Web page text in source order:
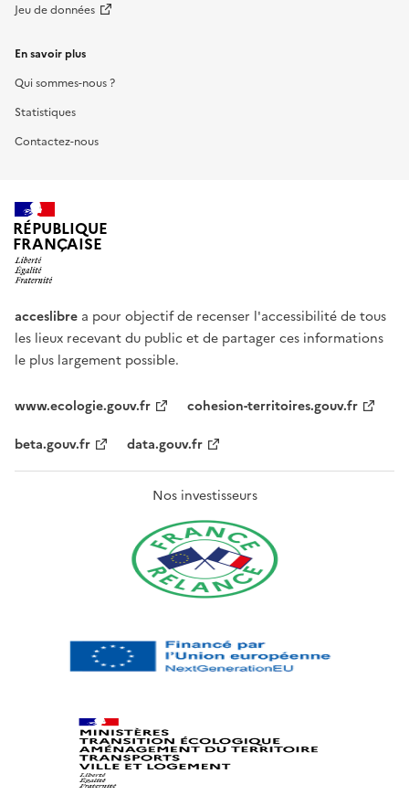
Jeu de données
En savoir plus
Qui sommes-nous ?
Statistiques
Contactez-nous
RÉPUBLIQUE
FRANÇAISE
acceslibre a pour objectif de recenser l'accessibilité de tous
les lieux recevant du public et de partager ces informations
le plus largement possible.
www.ecologie.gouv.fr
cohesion-territoires.gouv.fr
beta.gouv.fr
data.gouv.fr
Nos investisseurs